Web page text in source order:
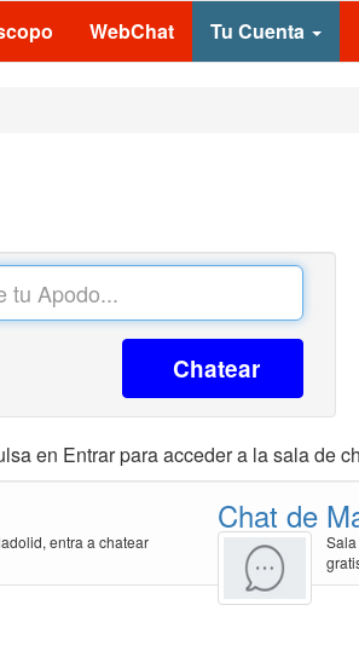
WebChat Tu Cuenta
Chatear
en Entrar para acceder a la sala de
entra a chatear
Chat de